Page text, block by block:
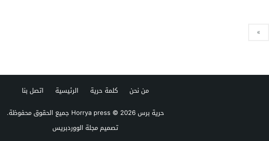
»
من نحن كلمة حرية الرئيسية
اتصل بنا
حرية برس Horrya press© 2026 جميع الحقوق محفوظة.
تصميممجلة الووردبريس